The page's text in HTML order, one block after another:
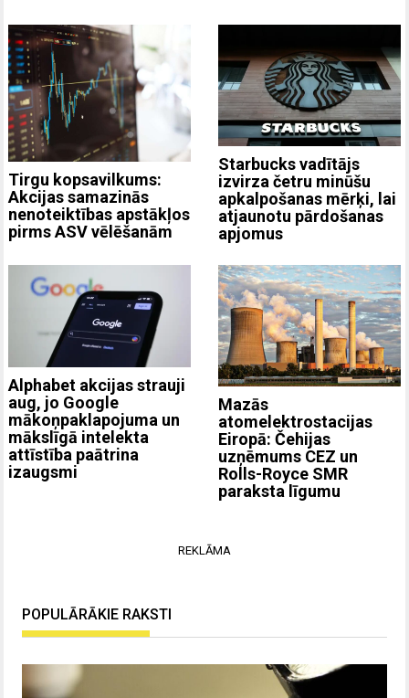
Tirgu kopsavilkums:
Akcijas samazinās
nenoteiktības apstākļos
pirms ASV vēlēšanām
Starbucks vadītājs
izvirza četru minūšu
apkalpošanas mērķi, lai
atjaunotu pārdošanas
apjomus
Alphabet akcijas strauji
aug, jo Google
mākoņpaklapojuma un
mākslīgā intelekta
attīstība paātrina
izaugsmi
Mazās
atomelektrostacijas
Eiropā: Čehijas
uzņēmums CEZ un
Rolls-Royce SMR
paraksta līgumu
REKLĀMA
POPULĀRĀKIE RAKSTI